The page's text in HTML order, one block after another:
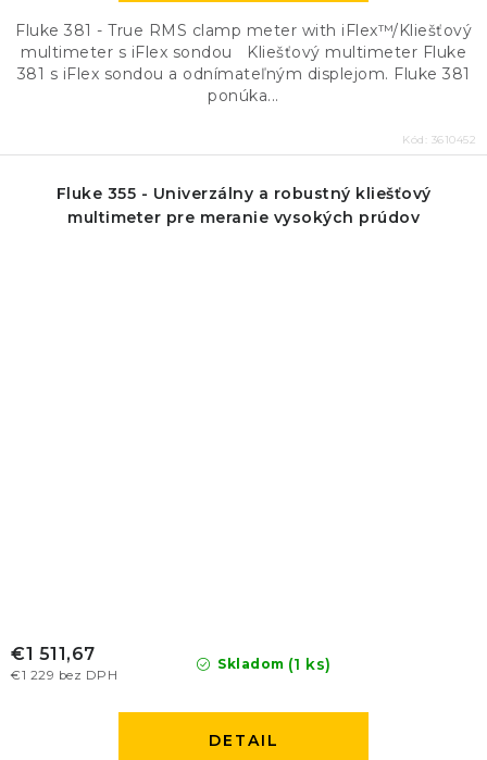
Fluke 381 - True RMS clamp meter with iFlex™/Kliešťový
multimeter s iFlex sondou Kliešťový multimeter Fluke
381 s iFlex sondou a odnímateľným displejom. Fluke 381
ponúka...
Kód: 3610452
Fluke 355 - Univerzálny a robustný kliešťový
multimeter pre meranie vysokých prúdov
Skladom (1 ks)
€1 229 bez DPH
€1 511,67
DETAIL